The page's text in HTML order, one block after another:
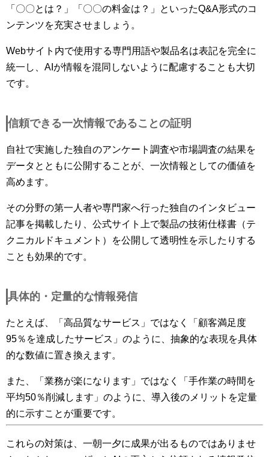
「〇〇とは？」「〇〇の料金は？」といったQ&A形式のコ
ンテンツを充実させましょう。
Webサイト内で使用する専門用語や製品名は表記を完全に
統一し、AIが情報を混同しないように配慮することも大切
です。
信頼できる一次情報であることの証明
自社で実施した独自のアンケート調査や市場調査の結果を
データとともに公開することが、一次情報としての価値を
高めます。
その分野の第一人者や専門家へ行った独自のインタビュー
記事を掲載したり、公式サイト上で製品の技術仕様書（テ
クニカルドキュメント）を公開して透明性を示したりする
ことも効果的です。
具体的・定量的な情報発信
たとえば、「高品質なサービス」ではなく「顧客満足度
95％を達成したサービス」のように、抽象的な表現を具体
的な数値に置き換えます。
また、「業務が楽になります」ではなく「手作業の時間を
平均50％削減します」のように、導入後のメリットを定量
的に示すことが重要です。
これらの対策は、一朝一夕に成果が出るものではありませ